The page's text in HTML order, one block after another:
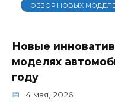
ОБЗОР НОВЫХ
Новые
моделях
году
4 мая, 2026